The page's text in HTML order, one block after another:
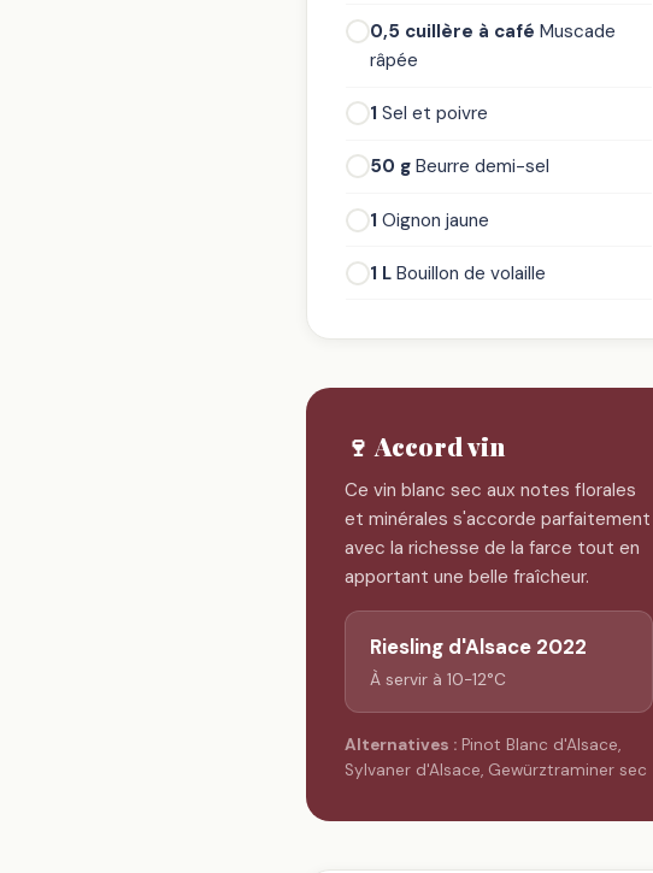
0,5 cuillère à café Muscade
râpée
1 Sel et poivre
50 g Beurre demi-sel
1 Oignon jaune
1 L Bouillon de volaille
🍷 Accord vin
Ce vin blanc sec aux notes florales
et minérales s'accorde parfaitement
avec la richesse de la farce tout en
apportant une belle fraîcheur.
Riesling d'Alsace 2022
À servir à 10-12°C
Alternatives : Pinot Blanc d'Alsace,
Sylvaner d'Alsace, Gewürztraminer sec